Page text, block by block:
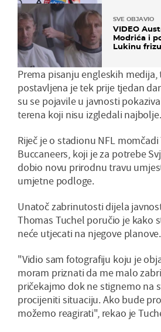
SVE OBJAVIO
VIDEO
Modrića i
Lukinu
Prema pisanju engleskih
postavljena je tek prije tjedan
su se pojavile u javnosti
terena koji nisu izgledali najbolje.
Riječ je o stadionu NFL momčadi
Buccaneers, koji je za potrebe
dobio novu prirodnu travu
umjetne podloge.
Unatoč zabrinutosti dijela
Thomas Tuchel poručio je kako
neće utjecati na njegove planove.
"Vidio sam fotografiju koju je
moram priznati da me malo
pričekajmo dok ne stignemo na
procijeniti situaciju. Ako bude
možemo reagirati", rekao je